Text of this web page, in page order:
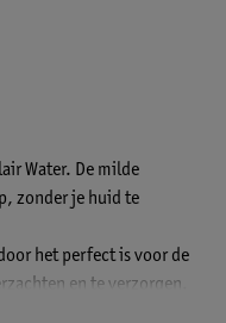
Water. De milde
zonder je huid te
het perfect is voor de
en te verzorgen.